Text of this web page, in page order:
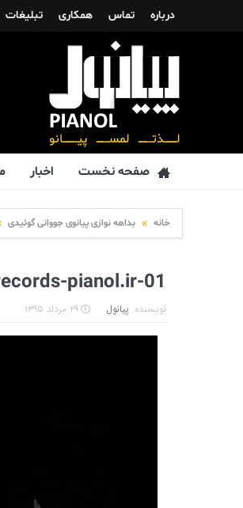
درباره تماس همکاری تبلیغات
صفحه نخست اخبار
خانه بداهه نوازی پیانوی جووانی گوئیدی
pianol.ir-01
نویسنده: پیانول ۲۹ مرداد ۱۳۹۵